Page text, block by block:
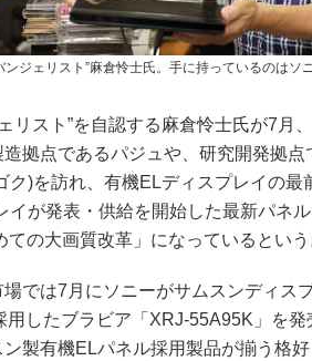
ンジェリスト”麻倉怜士氏。手に持っているのはソ
リスト”を自認する麻倉怜士氏が7月
拠点であるパジュや、研究開発拠
ク)を訪れ、有機ELディスプレイの最
イが発表・供給を開始した最新パネ
ての大画質改革」になっているという
では7月にソニーがサムスンディス
用したブラビア「XRJ-55A95K」を
製有機ELパネル採用製品が揃う格